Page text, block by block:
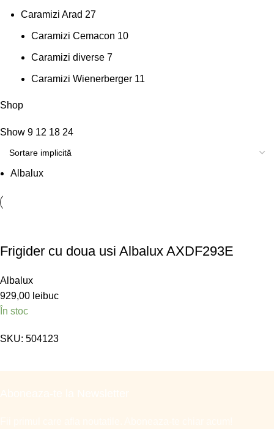
Caramizi Arad 27
Caramizi Cemacon 10
Caramizi diverse 7
Caramizi Wienerberger 11
Shop
Show 9 12 18 24
Albalux
Frigider cu doua usi Albalux AXDF293E
Albalux
929,00 leibuc
În stoc
SKU: 504123